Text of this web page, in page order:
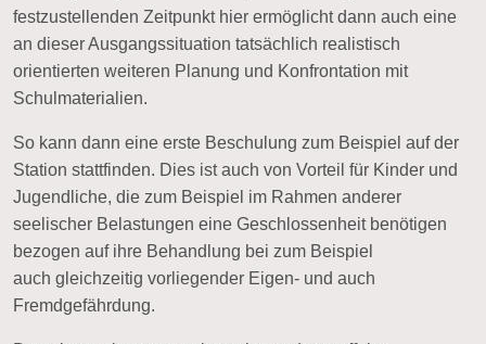
festzustellenden Zeitpunkt hier ermöglicht dann auch eine
an dieser Ausgangssituation tatsächlich realistisch
orientierten weiteren Planung und Konfrontation mit
Schulmaterialien.
So kann dann eine erste Beschulung zum Beispiel auf der
Station stattfinden. Dies ist auch von Vorteil für Kinder und
Jugendliche, die zum Beispiel im Rahmen anderer
seelischer Belastungen eine Geschlossenheitbenötigen
bezogen auf ihre Behandlung bei zum Beispiel
auch gleichzeitig vorliegender Eigen- und auch
Fremdgefährdung.